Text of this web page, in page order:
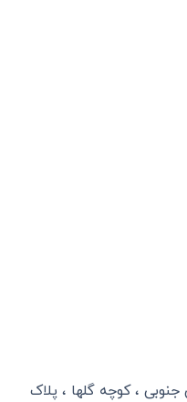
جنوبی ، کوچه گلها ، پلاک